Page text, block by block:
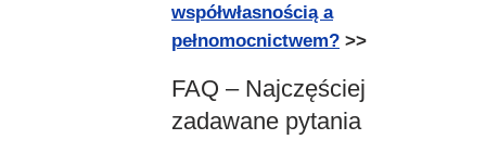
współwłasnością a
pełnomocnictwem? >>
FAQ – Najczęściej
zadawane pytania